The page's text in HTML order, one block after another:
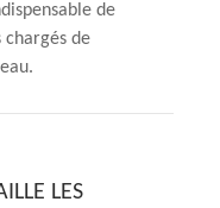
de
chargés de
LES